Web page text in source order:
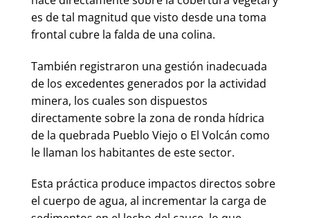
es de tal magnitud que visto desde una toma
frontal cubre la falda de una colina.
También registraron una gestión inadecuada
de los excedentes generados por la actividad
minera, los cuales son dispuestos
directamente sobre la zona de ronda hídrica
de la quebrada Pueblo Viejo o El Volcán como
le llaman los habitantes de este sector.
Esta práctica produce impactos directos sobre
el cuerpo de agua, al incrementar la carga de